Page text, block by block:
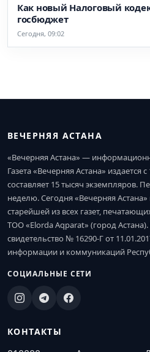
Как новый Налоговый
госбюджет
Сегодня, 09:02
ВЕЧЕРНЯЯ АСТАНА
«Вечерняя Астана» —
Газета «Вечерняя Астана» издается
составляет 15 тысяч экземпляров.
неделю. Сегодня «Вечерняя
старейшей из всех газет,
ТОО «Elorda Aqparat» (город
свидетельство № 16290-Г от
информации и коммуникаций
СОЦИАЛЬНЫЕ СЕТИ
КОНТАКТЫ